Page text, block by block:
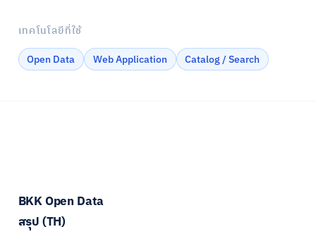
เทคโนโลยีที่ใช้
Open Data Web Application Catalog / Search
BKK Open Data
สรุป (TH)